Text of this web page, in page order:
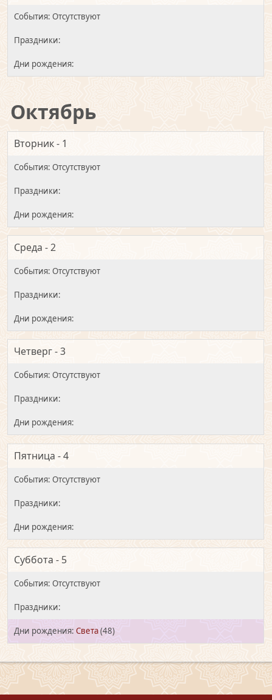
Октябрь
Вторник - 1
Среда - 2
Четверг - 3
Пятница - 4
Суббота - 5
Света(48)